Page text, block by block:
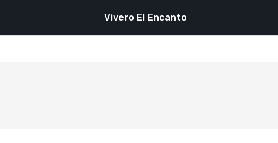
Vivero El Encanto